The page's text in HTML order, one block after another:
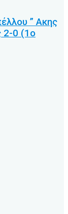
” Ακης
2-0 (1ο